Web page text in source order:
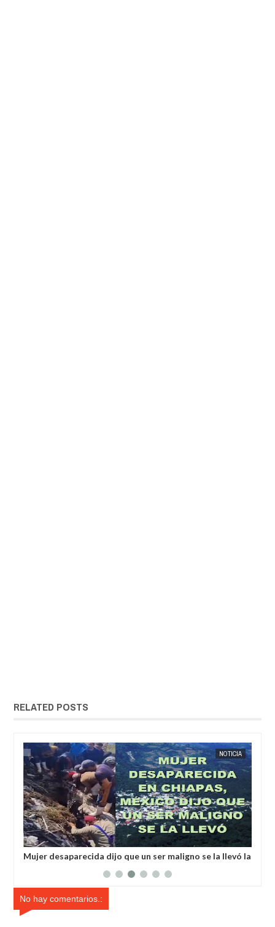
RELATED POSTS
MAY 25, 2025
NOTICIA
Mujer desaparecida dijo que un ser maligno se la llevó la
EXTRANOTIX MISTERIO
No hay comentarios.: